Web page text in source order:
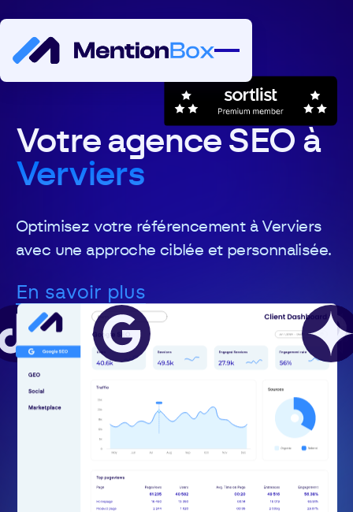
Votre agence SEO à
Verviers
Optimisez votre référencement à Verviers
avec une approche ciblée et personnalisée.
En savoir plus